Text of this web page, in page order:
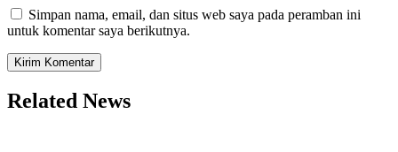
Simpan nama, email, dan situs web saya pada peramban ini
untuk komentar saya berikutnya.
Related News